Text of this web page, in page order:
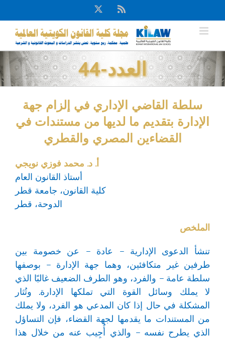
to
content
Rss
X
العدد-44
سلطة القاضي الإداري في إلزام جهة
الإدارة بتقديم ما لديها من مستندات في
القضاءين المصري والقطري
أ. د. محمد فوزي نويجي
أستاذ القانون العام
كلية القانون، جامعة قطر
الدوحة، قطر
الملخص
تنشأ الدعوى الإدارية – عادة – عن خصومة بين
طرفين غير متكافئين، وهما جهة الإدارة – بوصفها
سلطة عامة – والفرد، وهو الطرف الضعيف غالبًا الذي
لا يملك وسائل القوة التي تملكها الإدارة. وتُثار
المشكلة في حال إذا كان المدعي هو الفرد، ولا يملك
من المستندات ما يقدمها لجهة القضاء، فإن التساؤل
الذي يطرح نفسه – والذي أُجِيب عنه من خلال هذا